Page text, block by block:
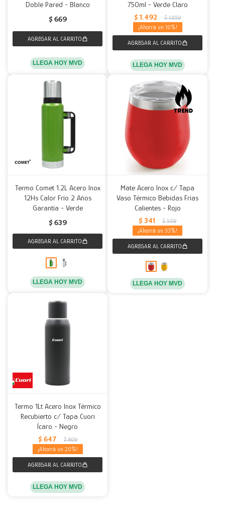
Doble Pared - Blanco
$ 669
LLEGA HOY MVD
750ml - Verde Claro
$ 1.492 $ 1.659
10
LLEGA HOY MVD
Termo Comet 1.2L Acero Inox
12Hs Calor Frío 2 Años
Garantía - Verde
$ 639
LLEGA HOY MVD
Mate Acero Inox c/ Tapa
Vaso Térmico Bebidas Frías
Calientes - Rojo
$ 341 $ 509
33
LLEGA HOY MVD
Termo 1Lt Acero Inox Térmico
Recubierto c/ Tapa Cuori
Ícaro - Negro
$ 647 $ 809
20
LLEGA HOY MVD